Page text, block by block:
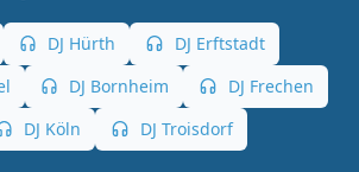
DJ Hürth
DJ Erftstadt
DJ Bornheim
DJ Frechen
DJ Köln
DJ Troisdorf